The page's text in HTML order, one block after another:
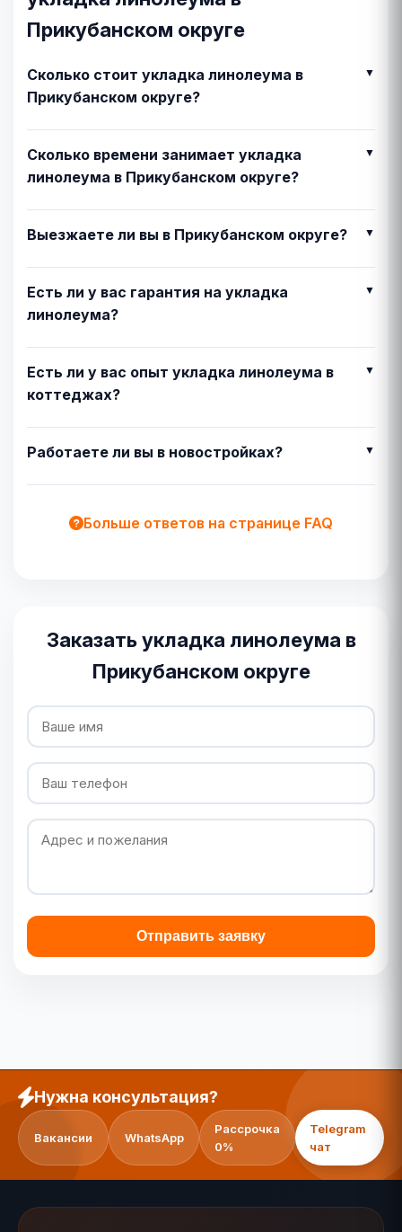
Прикубанском округе
Сколько стоит укладка линолеума в
Прикубанском округе?
Сколько времени занимает укладка
линолеума в Прикубанском округе?
Выезжаете ли вы в Прикубанском округе?
Есть ли у вас гарантия на укладка
линолеума?
Есть ли у вас опыт укладка линолеума в
коттеджах?
Работаете ли вы в новостройках?
Больше ответов на странице FAQ
Заказать укладка линолеума в
Прикубанском округе
Отправить заявку
Нужна консультация?
Вакансии WhatsApp
Рассрочка
0%
Telegram
чат